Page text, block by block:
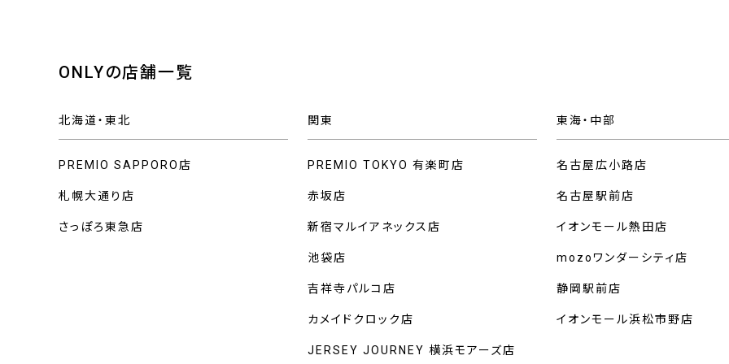
ONLYの店舗一覧
北海道・東北
PREMIO SAPPORO店
札幌大通り店
さっぽろ東急店
関東
PREMIO TOKYO 有楽町店
赤坂店
新宿マルイアネックス店
池袋店
吉祥寺パルコ店
カメイドクロック店
JERSEY JOURNEY 横浜モアーズ店
東海・中部
名古屋広小路店
名古屋駅前店
イオンモール熱田店
mozoワンダーシティ店
静岡駅前店
イオンモール浜松市野店